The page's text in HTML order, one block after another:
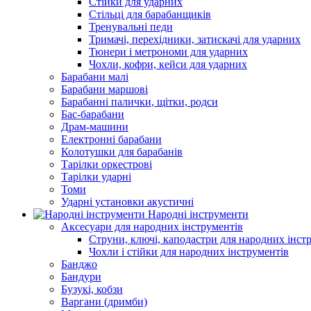
Стільці для барабанщиків
Тренувальні педи
Тримачі, перехідники, затискачі для ударних
Тюнери і метрономи для ударних
Чохли, кофри, кейси для ударних
Барабани малі
Барабани маршові
Барабанні палички, щітки, родси
Бас-барабани
Драм-машини
Електронні барабани
Колотушки для барабанів
Тарілки оркестрові
Тарілки ударні
Томи
Ударні установки акустичні
Народні інструменти
Аксесуари для народних інструментів
Струни, ключі, каподастри для народних
Чохли і стійки для народних інструментів
Банджо
Бандури
Бузукі, кобзи
Варгани (дримби)